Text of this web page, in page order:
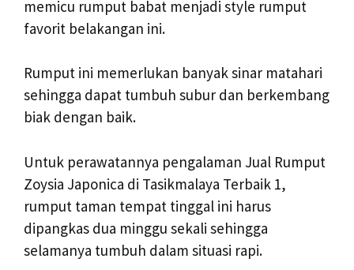
memicu rumput babat menjadi style rumput
favorit belakangan ini.
Rumput ini memerlukan banyak sinar matahari
sehingga dapat tumbuh subur dan berkembang
biak dengan baik.
Untuk perawatannya pengalaman Jual Rumput
Zoysia Japonica di Tasikmalaya Terbaik 1,
rumput taman tempat tinggal ini harus
dipangkas dua minggu sekali sehingga
selamanya tumbuh dalam situasi rapi.